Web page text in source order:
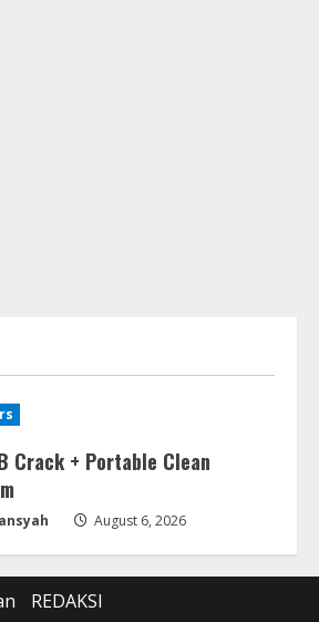
Crack + Portable Clean
August 6, 2026
REDAKSI